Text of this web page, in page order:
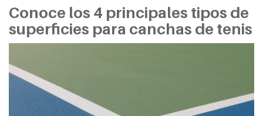
Conoce los 4 principales tipos de
superficies para canchas de tenis